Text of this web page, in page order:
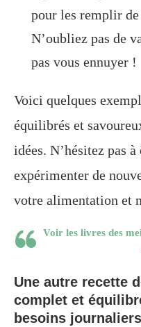
pour les remplir
N’oubliez pas de
pas vous ennuyer !
Voici quelques
équilibrés et
idées. N’hésitez pas
expérimenter de
votre alimentation et
Voir les livres des
Une autre recette
complet et
besoins journaliers